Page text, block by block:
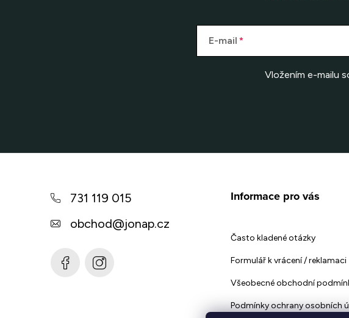
E-mail
Vložením e-mailu
731 119 015
obchod@jonap.cz
Informace pro vás
Často kladené otázky
Formulář k vrácení / reklamaci
Všeobecné obchodní
Podmínky ochrany osobních